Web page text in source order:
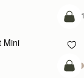
カ
Mini
カ